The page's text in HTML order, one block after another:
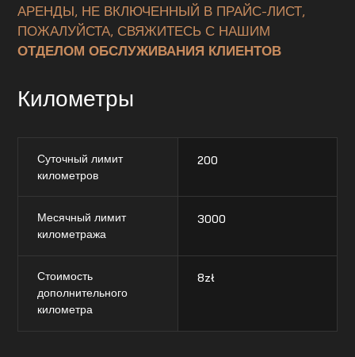
АРЕНДЫ, НЕ ВКЛЮЧЕННЫЙ В ПРАЙС-ЛИСТ,
ПОЖАЛУЙСТА, СВЯЖИТЕСЬ С НАШИМ
ОТДЕЛОМ ОБСЛУЖИВАНИЯ КЛИЕНТОВ
Километры
Суточный лимит
километров
200
Месячный лимит
километража
3000
Стоимость
дополнительного
километра
8zł